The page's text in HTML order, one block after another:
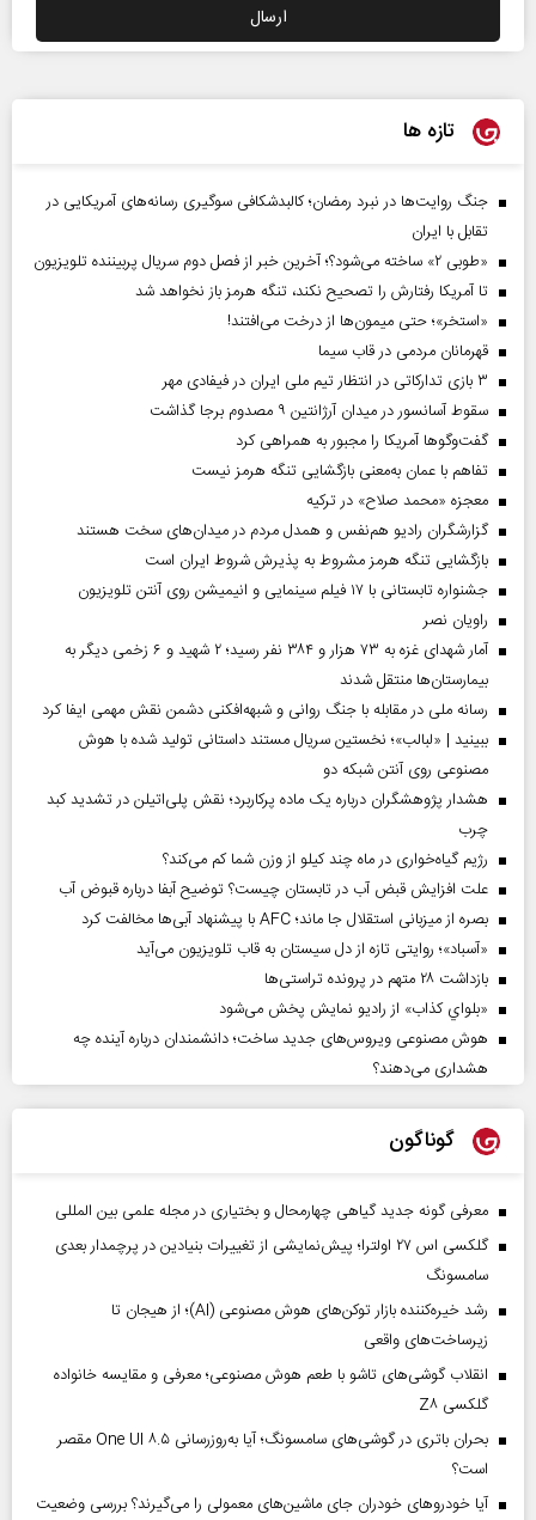
تازه ها
جنگ روایت‌ها در نبرد رمضان؛ کالبدشکافی سوگیری رسانه‌های آمریکایی در
تقابل با ایران
«طوبی ۲» ساخته می‌شود؟؛ آخرین خبر از فصل دوم سریال پربیننده تلویزیون
تا آمریکا رفتارش را تصحیح نکند، تنگه هرمز باز نخواهد شد
«استخر»‌‌؛ حتی میمون‌ها از درخت می‌افتند!
قهرمانان مردمی در قاب سیما
۳ بازی تدارکاتی در انتظار تیم ملی ایران در فیفادی مهر
سقوط آسانسور در میدان آرژانتین ۹ مصدوم برجا گذاشت
گفت‌وگوها آمریکا را مجبور به همراهی کرد
تفاهم با عمان به‌معنی بازگشایی تنگه هرمز نیست
معجزه «محمد صلاح» در ترکیه
گزارشگران رادیو هم‌نفس و همدل مردم در میدان‌های سخت هستند
بازگشایی تنگه هرمز مشروط به پذیرش شروط ایران است
جشنواره تابستانی با ۱۷ فیلم سینمایی و انیمیشن روی آنتن تلویزیون
راویان نصر
آمار شهدای غزه به ۷۳ هزار و ۳۸۴ نفر رسید؛ ۲ شهید و ۶ زخمی دیگر به
بیمارستان‌ها منتقل شدند
رسانه ملی در مقابله با جنگ روانی و شبهه‌افکنی دشمن نقش مهمی ایفا کرد
ببینید | «لبالب»؛ نخستین سریال مستند داستانی تولید شده با هوش
مصنوعی روی آنتن شبکه دو
هشدار پژوهشگران درباره یک ماده پرکاربرد؛ نقش پلی‌اتیلن در تشدید کبد
چرب
رژیم گیاه‌خواری در ماه چند کیلو از وزن شما کم می‌کند؟
علت افزایش قبض آب در تابستان چیست؟ توضیح آبفا درباره قبوض آب
بصره از میزبانی استقلال جا ماند؛ AFC با پیشنهاد آبی‌ها مخالفت کرد
«آسباد»؛ روایتی تازه از دل سیستان به قاب تلویزیون می‌آید
بازداشت ۲۸ متهم در پرونده تراستی‌ها
«بلواي کذاب» از رادیو نمایش پخش می‌شود
هوش مصنوعی ویروس‌های جدید ساخت؛ دانشمندان درباره آینده چه
هشداری می‌دهند؟
گوناگون
معرفی گونه جدید گیاهی چهارمحال و بختیاری در مجله علمی بین المللی
گلکسی اس ۲۷ اولترا؛ پیش‌نمایشی از تغییرات بنیادین در پرچمدار بعدی
سامسونگ
رشد خیره‌کننده بازار توکن‌های هوش مصنوعی (AI)؛ از هیجان تا
زیرساخت‌های واقعی
انقلاب گوشی‌های تاشو‌ با طعم هوش مصنوعی؛ معرفی و مقایسه خانواده
گلکسی Z۸
بحران باتری در گوشی‌های سامسونگ؛ آیا به‌روزرسانی One UI ۸.۵ مقصر
است؟
آیا خودروهای خودران جای ماشین‌های معمولی را می‌گیرند؟ بررسی وضعیت